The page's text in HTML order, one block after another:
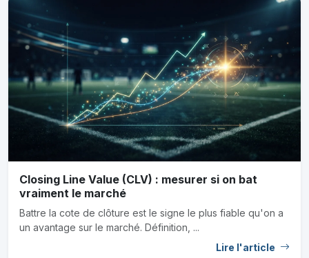
Closing Line Value (CLV) : mesurer si on bat
vraiment le marché
Battre la cote de clôture est le signe le plus fiable qu'on a
un avantage sur le marché. Définition, ...
Lire l'article